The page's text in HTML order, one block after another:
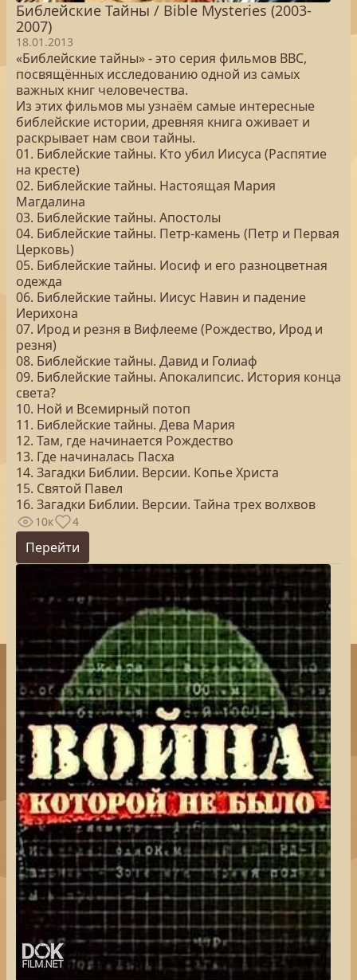
Библейские Тайны / Bible Mysteries (2003-
2007)
18.01.2013
«Библейские тайны» - это серия фильмов BBC,
посвящённых исследованию одной из самых
важных книг человечества.
Из этих фильмов мы узнаём самые интересные
библейские истории, древняя книга оживает и
раскрывает нам свои тайны.
01. Библейские тайны. Кто убил Иисуса (Распятие
на кресте)
02. Библейские тайны. Настоящая Мария
Магдалина
03. Библейские тайны. Апостолы
04. Библейские тайны. Петр-камень (Петр и Первая
Церковь)
05. Библейские тайны. Иосиф и его разноцветная
одежда
06. Библейские тайны. Иисус Навин и падение
Иерихона
07. Ирод и резня в Вифлееме (Рождество, Ирод и
резня)
08. Библейские тайны. Давид и Голиаф
09. Библейские тайны. Апокалипсис. История конца
света?
10. Ной и Всемирный потоп
11. Библейские тайны. Дева Мария
12. Там, где начинается Рождество
13. Где начиналась Пасха
14. Загадки Библии. Версии. Копье Христа
15. Святой Павел
16. Загадки Библии. Версии. Тайна трех волхвов
10к 4
Перейти